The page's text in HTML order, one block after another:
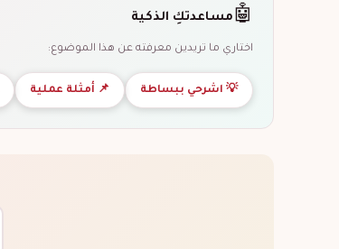
🤖 مساعدتكِ الذكية
اختاري ما تريدين معرفته عن هذا الموضوع:
💡 اشرحي ببساطة 📌 أمثلة عملية